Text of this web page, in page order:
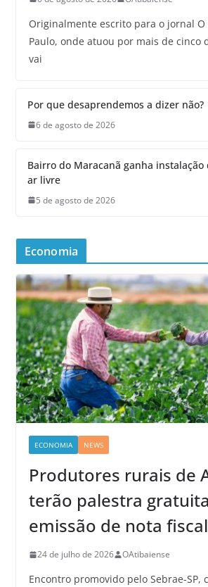
Originalmente escrito para o jornal O
Paulo, onde atuou por mais de cinco
vai
Por que desaprendemos a dizer não?
6 de agosto de 2026
Bairro do Maracanã ganha instalação
ar livre
5 de agosto de 2026
Economia
ECONOMIA NEWS
Produtores rurais de
terão palestra
emissão de nota fiscal
24 de julho de 2026 OAtibaiense
Encontro promovido pelo Sebrae-SP,